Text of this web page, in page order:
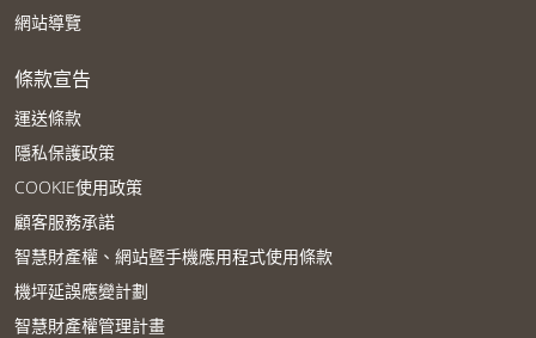
網站導覽
條款宣告
運送條款
隱私保護政策
COOKIE使用政策
顧客服務承諾
智慧財產權、網站暨手機應用程式使用條款
機坪延誤應變計劃
智慧財產權管理計畫